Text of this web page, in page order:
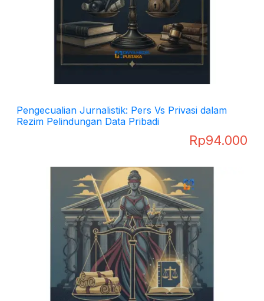
Pengecualian Jurnalistik: Pers Vs Privasi dalam
Rezim Pelindungan Data Pribadi
Rp94.000